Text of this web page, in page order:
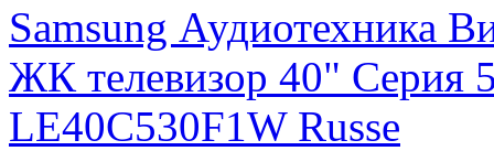
Samsung Аудиотехника
ЖК телевизор 40" Серия
LE40C530F1W Russe